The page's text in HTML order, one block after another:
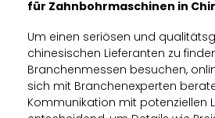
für Zahnbohrmaschinen in
Um einen seriösen und
chinesischen Lieferanten zu
Branchenmessen besuchen,
sich mit Branchenexperten
Kommunikation mit potenziellen